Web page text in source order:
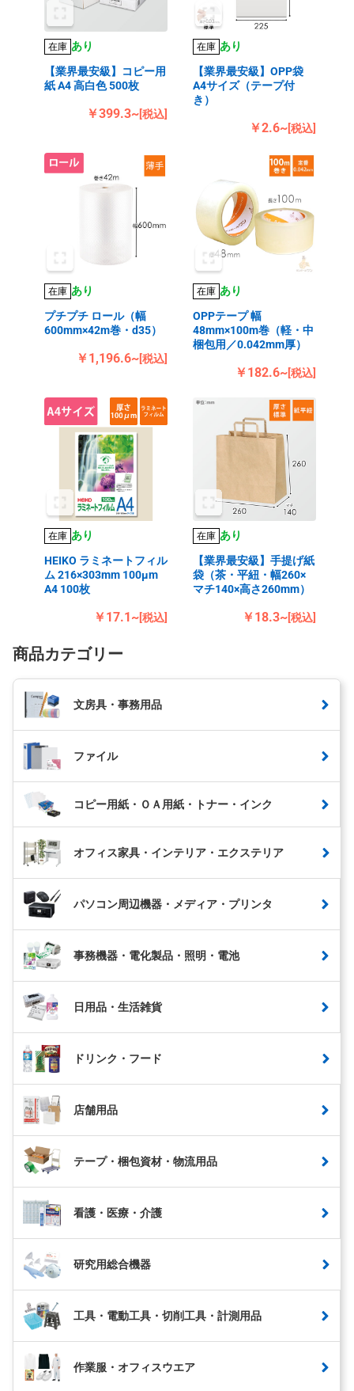
在庫 あり
【業界最安級】コピー用
紙 A4 高白色 500枚
￥399.3~[税込]
在庫 あり
【業界最安級】OPP袋
A4サイズ（テープ付
き）
￥2.6~[税込]
在庫 あり
プチプチ ロール（幅
600mm×42m巻・d35）
￥1,196.6~[税込]
在庫 あり
OPPテープ 幅
48mm×100m巻（軽・中
梱包用／0.042mm厚）
￥182.6~[税込]
在庫 あり
HEIKO ラミネートフィル
ム 216×303mm 100μm
A4 100枚
￥17.1~[税込]
在庫 あり
【業界最安級】手提げ紙
袋（茶・平紐・幅260×
マチ140×高さ260mm）
￥18.3~[税込]
商品カテゴリー
文房具・事務用品
ファイル
コピー用紙・ＯＡ用紙・トナー・インク
オフィス家具・インテリア・エクステリア
パソコン周辺機器・メディア・プリンタ
事務機器・電化製品・照明・電池
日用品・生活雑貨
ドリンク・フード
店舗用品
テープ・梱包資材・物流用品
看護・医療・介護
研究用総合機器
工具・電動工具・切削工具・計測用品
作業服・オフィスウエア